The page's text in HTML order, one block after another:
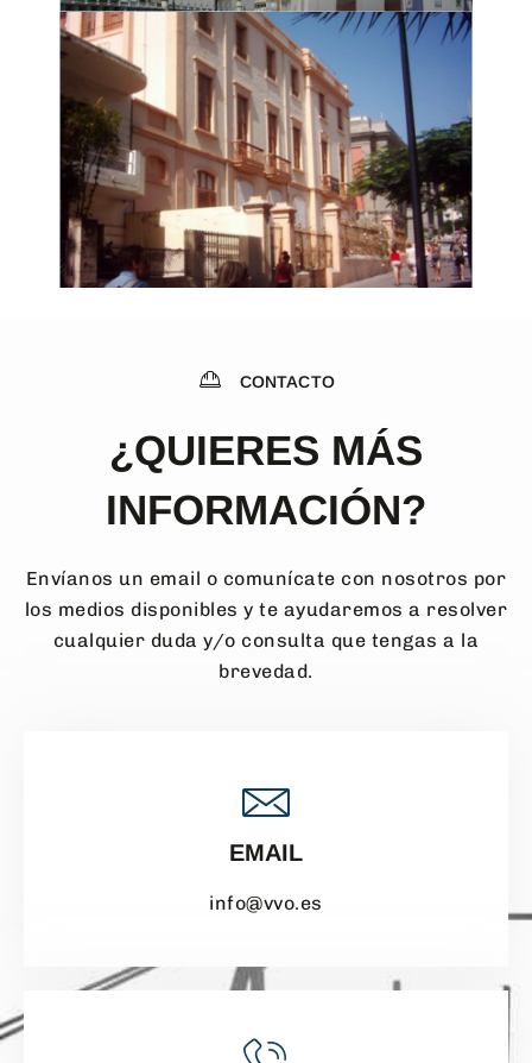
CONTACTO
¿QUIERES MÁS
INFORMACIÓN?
Envíanos un email o comunícate con nosotros por
los medios disponibles y te ayudaremos a resolver
cualquier duda y/o consulta que tengas a la
brevedad.
EMAIL
info@vvo.es